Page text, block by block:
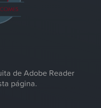
de Adobe Reader
página.